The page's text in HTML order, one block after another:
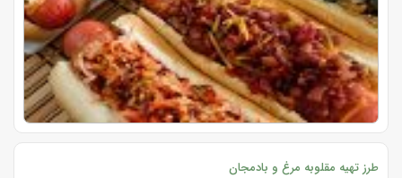
طرز تهیه مقلوبه مرغ و بادمجان